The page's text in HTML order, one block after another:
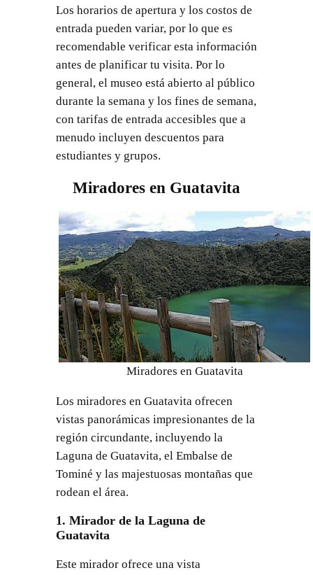
Los horarios de apertura y los costos de
entrada pueden variar, por lo que es
recomendable verificar esta información
antes de planificar tu visita. Por lo
general, el museo está abierto al público
durante la semana y los fines de semana,
con tarifas de entrada accesibles que a
menudo incluyen descuentos para
estudiantes y grupos.
Miradores en Guatavita
Miradores en Guatavita
Los miradores en Guatavita ofrecen
vistas panorámicas impresionantes de la
región circundante, incluyendo la
Laguna de Guatavita, el Embalse de
Tominé y las majestuosas montañas que
rodean el área.
1. Mirador de la Laguna de
Guatavita
Este mirador ofrece una vista